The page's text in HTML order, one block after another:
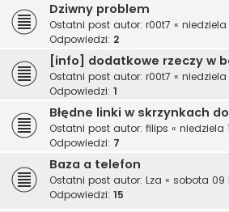
Dziwny problem
Ostatni post autor: r00t7 « niedziela
Odpowiedzi: 2
[info] dodatkowe rzeczy w
Ostatni post autor: r00t7 « niedziela
Odpowiedzi: 1
Błędne linki w skrzynkach
Ostatni post autor: filips « niedziela
Odpowiedzi: 7
Baza a telefon
Ostatni post autor: Lza « sobota 09
Odpowiedzi: 15